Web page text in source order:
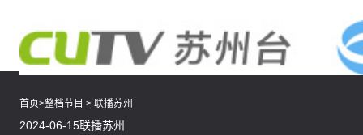
首页>整档节目 > 联播苏州
2024-06-15联播苏州